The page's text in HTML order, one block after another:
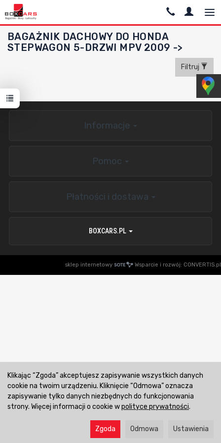
BAGAŻNIK DACHOWY DO HONDA
STEPWAGON 5-DRZWI MPV 2009 ->
Filtruj
Informacje
Pomoc
Płatności i dostawa
BOXCARS.PL
sklep internetowy Wsparcie i rozwój: CONVERTIS.pl
Klikając “Zgoda” akceptujesz zapisywanie wszystkich danych
cookie na twoim urządzeniu. Kliknięcie “Odmowa” oznacza
zapisywanie tylko danych niezbędnych do funkcjonowania
strony. Więcej informacji o cookie wpolityce prywatności.
Ustawienia
Odmowa
Zgoda